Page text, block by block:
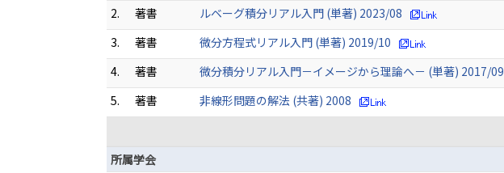
2.
著書
ルベーグ積分リアル入門 (単著) 2023/08
3.
著書
微分方程式リアル入門 (単著) 2019/10
4.
著書
微分積分リアル入門－イメージから理論へ－ (単著) 2017/09
5.
著書
非線形問題の解法 (共著) 2008
所属学会